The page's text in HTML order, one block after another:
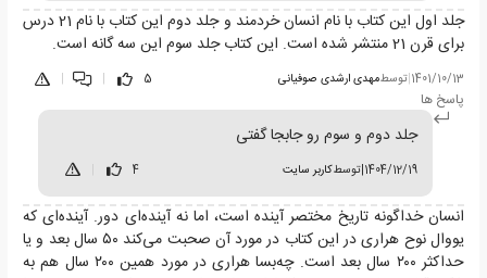
جلد اول این کتاب با نام انسان خردمند و جلد دوم این کتاب با نام 21 درس
برای قرن 21 منتشر شده است. این کتاب جلد سوم این سه گانه است.
1401/10/13
|توسطمهدی ارشدی صوفیانی 5
|
|
پاسخ ها
جلد دوم و سوم رو جابجا گفتی
1404/12/19
|توسطکاربر سایت 4
انسان خداگونه تاریخ مختصر آینده است، اما نه آینده‌ای دور. آینده‌ای که
یووال نوح هراری در این کتاب در مورد آن صحبت می‌کند ۵۰ سال بعد و یا
حداکثر ۲۰۰ سال بعد است. چه‌بسا هراری در مورد همین ۲۰۰ سال هم به